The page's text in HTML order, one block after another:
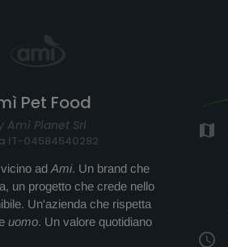
Pet Food
Amì Planet Srl
IT-04584540282
ad Ami. Un brand che
un progetto che crede nello
Un'azienda che rispetta
uomo. Un valore quotidiano